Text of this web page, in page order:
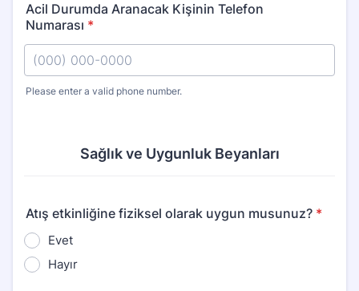
Acil Durumda Aranacak Kişinin Telefon
Numarası *
Please enter a valid phone number.
Sağlık ve Uygunluk Beyanları
Atış etkinliğine fiziksel olarak uygun musunuz? *
Evet
Hayır